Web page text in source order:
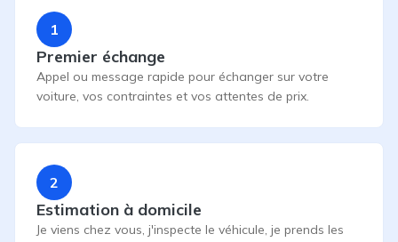
1
Premier échange
Appel ou message rapide pour échanger sur votre
voiture, vos contraintes et vos attentes de prix.
2
Estimation à domicile
Je viens chez vous, j'inspecte le véhicule, je prends les